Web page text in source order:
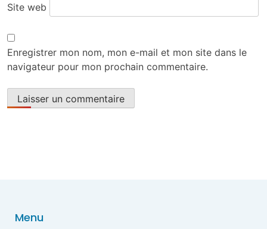
Site web
Enregistrer mon nom, mon e-mail et mon site dans le
navigateur pour mon prochain commentaire.
Menu